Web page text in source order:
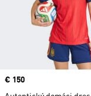
Price
€ 150